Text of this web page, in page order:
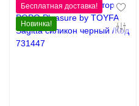
Новинка!